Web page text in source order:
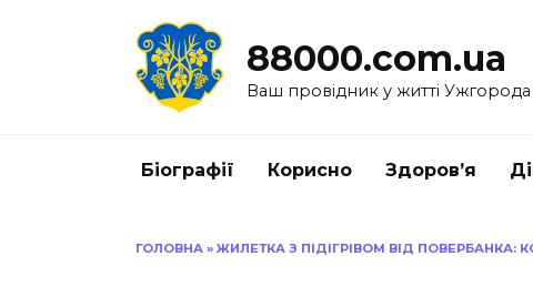
88000.com.ua
Ваш провідник у житті Ужгорода
Біографії Корисно Здоров’я
ГОЛОВНА » ЖИЛЕТКА З ПІДІГРІВОМ ВІД